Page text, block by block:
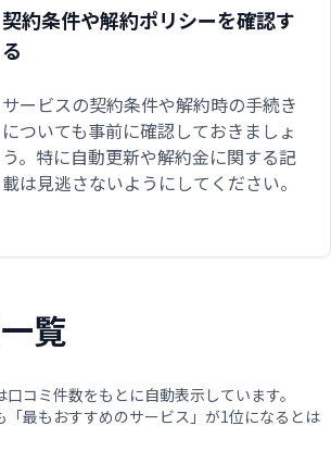
契約条件や解約ポリシーを確認す
る
サービスの契約条件や解約時の手続き
についても事前に確認しておきましょ
う。特に自動更新や解約金に関する記
載は見逃さないようにしてください。
覧
コミ件数をもとに自動表示しています。
「最もおすすめのサービス」が1位になるとは